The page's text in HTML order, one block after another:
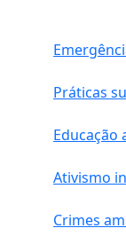
Práticas
Educação
Ativismo
Crimes